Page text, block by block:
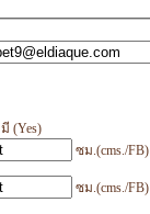
มี (Yes)
ซม.(cms./FB)
ซม.(cms./FB)